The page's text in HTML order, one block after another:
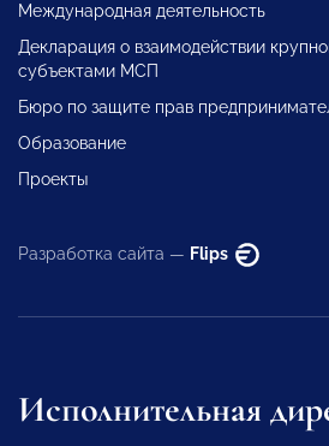
Международная деятельность
Декларация о взаимодействии
субъектами МСП
Бюро по защите прав
Образование
Проекты
Разработка сайта — Flips
Исполнительная